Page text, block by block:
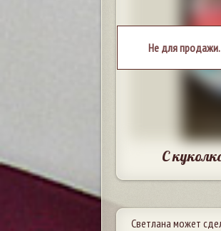
Не для
С
Светлана может